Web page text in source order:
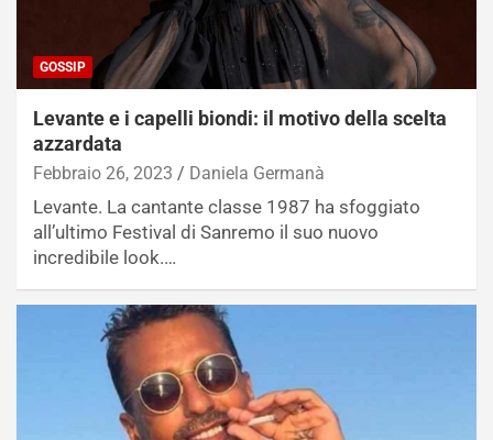
GOSSIP
Levante e i capelli biondi: il motivo della scelta
azzardata
Febbraio 26, 2023 Daniela Germanà
Levante. La cantante classe 1987 ha sfoggiato
all’ultimo Festival di Sanremo il suo nuovo
incredibile look.…